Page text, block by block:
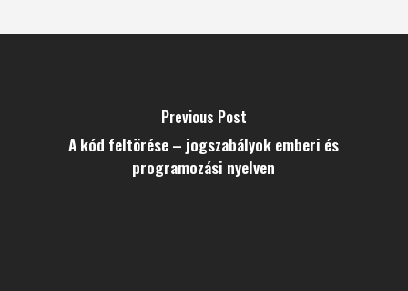
Previous Post
A kód feltörése – jogszabályok emberi és
programozási nyelven